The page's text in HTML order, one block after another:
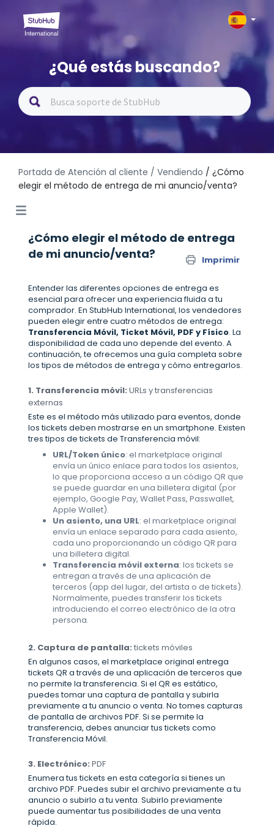
¿Qué estás buscando?
Portada de Atención al cliente / Vendiendo / ¿Cómo
elegir el método de entrega de mi anuncio/venta?
¿Cómo elegir el método de entrega
de mi anuncio/venta?
Imprimir
Entender las diferentes opciones de entrega es
esencial para ofrecer una experiencia fluida a tu
comprador. En StubHub International, los vendedores
pueden elegir entre cuatro métodos de entrega:
Transferencia Móvil, Ticket Móvil, PDF y Físico. La
disponibilidad de cada uno depende del evento. A
continuación, te ofrecemos una guía completa sobre
los tipos de métodos de entrega y cómo entregarlos.
1. Transferencia móvil: URLs y transferencias
externas
Este es el método más utilizado para eventos, donde
los tickets deben mostrarse en un smartphone. Existen
tres tipos de tickets de Transferencia móvil:
URL/Token único: el marketplace original
envía un único enlace para todos los asientos,
lo que proporciona acceso a un código QR que
se puede guardar en una billetera digital (por
ejemplo, Google Pay, Wallet Pass, Passwallet,
Apple Wallet).
Un asiento, una URL: el marketplace original
envía un enlace separado para cada asiento,
cada uno proporcionando un código QR para
una billetera digital.
Transferencia móvil externa: los tickets se
entregan a través de una aplicación de
terceros (app del lugar, del artista o de tickets).
Normalmente, puedes transferir los tickets
introduciendo el correo electrónico de la otra
persona.
2. Captura de pantalla: tickets móviles
En algunos casos, el marketplace original entrega
tickets QR a través de una aplicación de terceros que
no permite la transferencia. Si el QR es estático,
puedes tomar una captura de pantalla y subirla
previamente a tu anuncio o venta. No tomes capturas
de pantalla de archivos PDF. Si se permite la
transferencia, debes anunciar tus tickets como
Transferencia Móvil.
3. Electrónico: PDF
Enumera tus tickets en esta categoría si tienes un
archivo PDF. Puedes subir el archivo previamente a tu
anuncio o subirlo a tu venta. Subirlo previamente
puede aumentar tus posibilidades de una venta
rápida.